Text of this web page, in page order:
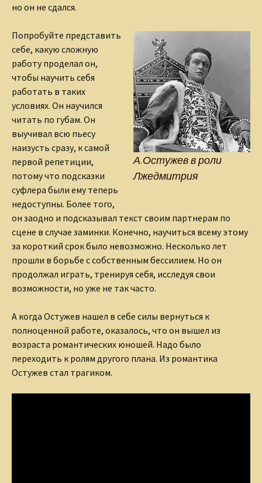
но он не сдался.
А.Остужев в роли
Лжедмитрия
Попробуйте представить
себе, какую сложную
работу проделал он,
чтобы научить себя
работать в таких
условиях. Он научился
читать по губам. Он
выучивал всю пьесу
наизусть сразу, к самой
первой репетиции,
потому что подсказки
суфлера были ему теперь
недоступны. Более того,
он заодно и подсказывал текст своим партнерам по
сцене в случае заминки. Конечно, научиться всему этому
за короткий срок было невозможно. Несколько лет
прошли в борьбе с собственным бессилием. Но он
продолжал играть, тренируя себя, исследуя свои
возможности, но уже не так часто.
А когда Остужев нашел в себе силы вернуться к
полноценной работе, оказалось, что он вышел из
возраста романтических юношей. Надо было
переходить к ролям другого плана. Из романтика
Остужев стал трагиком.